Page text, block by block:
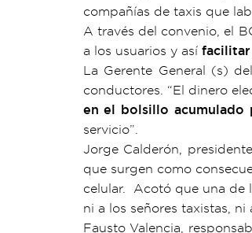
compañías de taxis que
A través del convenio, el
a los usuarios y así facilitar
La Gerente General (s)
conductores. “El dinero
en el bolsillo acumulado
servicio”.
Jorge Calderón,
que surgen como
celular. Acotó que una de
ni a los señores taxistas, ni
Fausto Valencia,